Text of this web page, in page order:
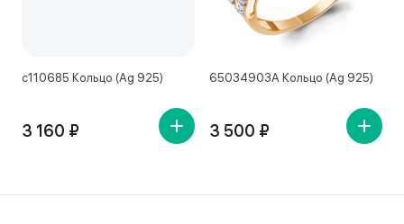
с110685 Кольцо (Ag 925)
3 160 ₽
65034903А Кольцо (Ag 925)
3 500 ₽